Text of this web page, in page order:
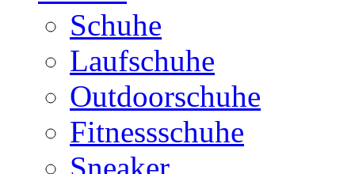
Schuhe
Laufschuhe
Outdoorschuhe
Fitnessschuhe
Sneaker